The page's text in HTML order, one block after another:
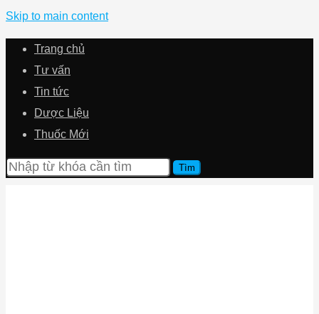
Skip to main content
Trang chủ
Tư vấn
Tin tức
Dược Liệu
Thuốc Mới